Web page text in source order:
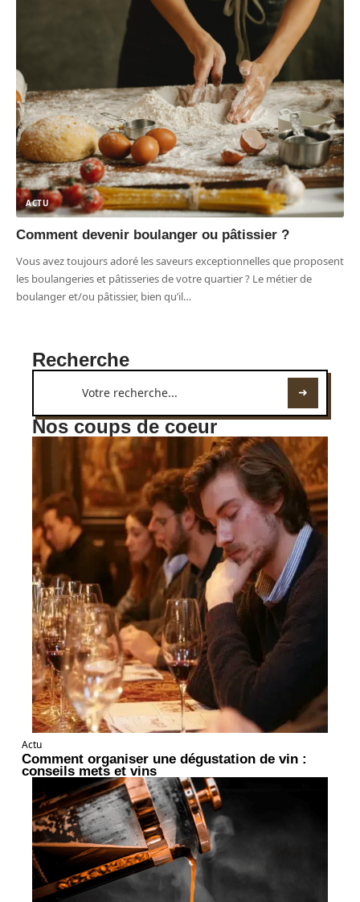
ACTU
Comment devenir boulanger ou pâtissier ?
Vous avez toujours adoré les saveurs exceptionnelles que proposent
les boulangeries et pâtisseries de votre quartier ? Le métier de
boulanger et/ou pâtissier, bien qu’il…
Recherche
Nos coups de coeur
Actu
Comment organiser une dégustation de vin :
conseils mets et vins